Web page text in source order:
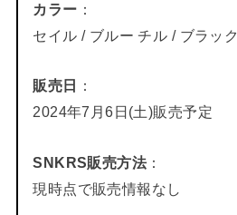
カラー ：
セイル / ブルー チル / ブラック
販売日
：
2024年7月6日(土)販売予定
SNKRS販売方法：
現時点で販売情報なし